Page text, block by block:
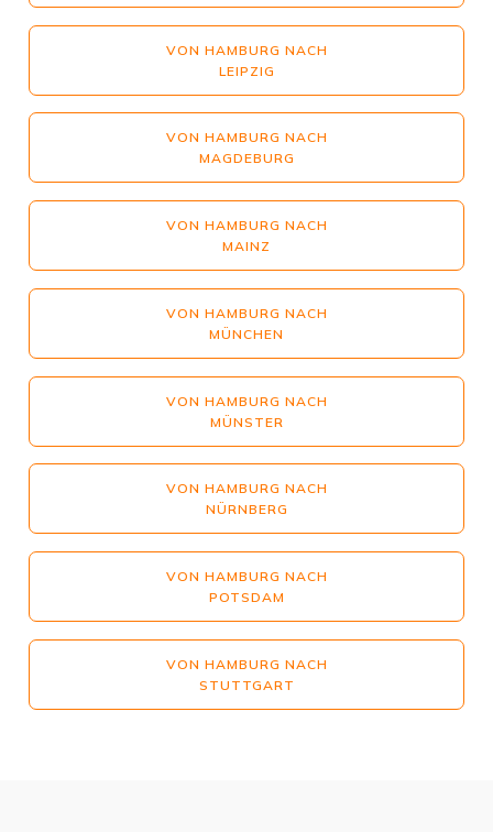
VON HAMBURG NACH
LEIPZIG
VON HAMBURG NACH
MAGDEBURG
VON HAMBURG NACH
MAINZ
VON HAMBURG NACH
MÜNCHEN
VON HAMBURG NACH
MÜNSTER
VON HAMBURG NACH
NÜRNBERG
VON HAMBURG NACH
POTSDAM
VON HAMBURG NACH
STUTTGART